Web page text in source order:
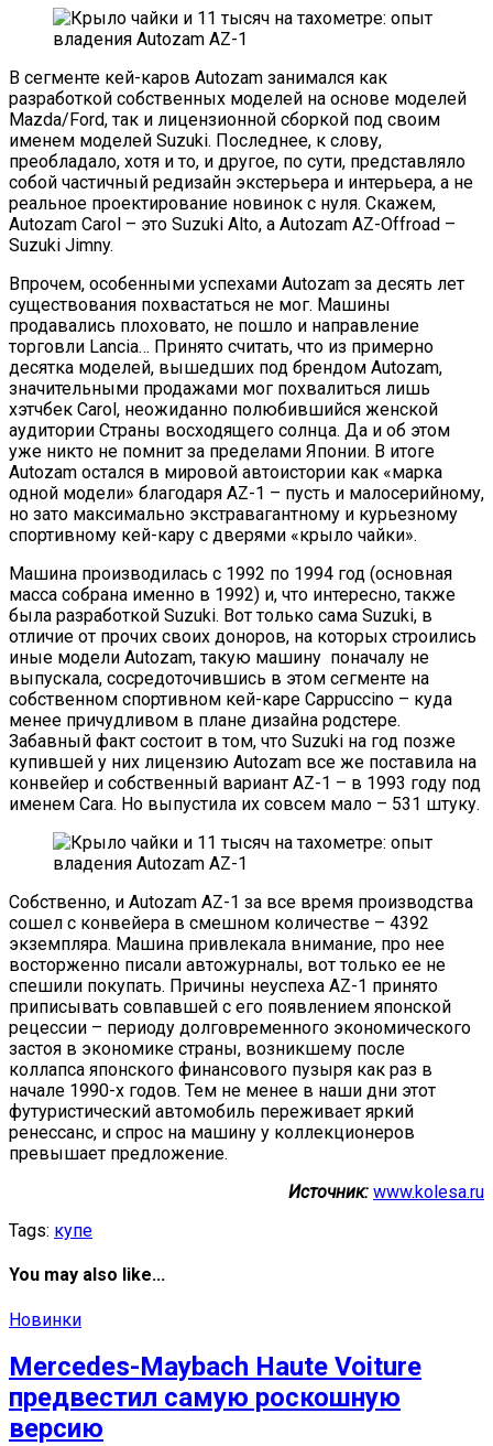
В сегменте кей-каров Autozam занимался как
разработкой собственных моделей на основе моделей
Mazda/Ford, так и лицензионной сборкой под своим
именем моделей Suzuki. Последнее, к слову,
преобладало, хотя и то, и другое, по сути, представляло
собой частичный редизайн экстерьера и интерьера, а не
реальное проектирование новинок с нуля. Скажем,
Autozam Carol – это Suzuki Alto, а Autozam AZ-Offroad –
Suzuki Jimny.
Впрочем, особенными успехами Autozam за десять лет
существования похвастаться не мог. Машины
продавались плоховато, не пошло и направление
торговли Lancia… Принято считать, что из примерно
десятка моделей, вышедших под брендом Autozam,
значительными продажами мог похвалиться лишь
хэтчбек Carol, неожиданно полюбившийся женской
аудитории Страны восходящего солнца. Да и об этом
уже никто не помнит за пределами Японии. В итоге
Autozam остался в мировой автоистории как «марка
одной модели» благодаря AZ-1 – пусть и малосерийному,
но зато максимально экстравагантному и курьезному
спортивному кей-кару с дверями «крыло чайки».
Машина производилась с 1992 по 1994 год (основная
масса собрана именно в 1992) и, что интересно, также
была разработкой Suzuki. Вот только сама Suzuki, в
отличие от прочих своих доноров, на которых строились
иные модели Autozam, такую машину поначалу не
выпускала, сосредоточившись в этом сегменте на
собственном спортивном кей-каре Cappuccino – куда
менее причудливом в плане дизайна родстере.
Забавный факт состоит в том, что Suzuki на год позже
купившей у них лицензию Autozam все же поставила на
конвейер и собственный вариант AZ-1 – в 1993 году под
именем Cara. Но выпустила их совсем мало – 531 штуку.
Собственно, и Autozam AZ-1 за все время производства
сошел с конвейера в смешном количестве – 4392
экземпляра. Машина привлекала внимание, про нее
восторженно писали автожурналы, вот только ее не
спешили покупать. Причины неуспеха AZ-1 принято
приписывать совпавшей с его появлением японской
рецессии – периоду долговременного экономического
застоя в экономике страны, возникшему после
коллапса японского финансового пузыря как раз в
начале 1990-х годов. Тем не менее в наши дни этот
футуристический автомобиль переживает яркий
ренессанс, и спрос на машину у коллекционеров
превышает предложение.
Источник: www.kolesa.ru
Tags: купе
You may also like...
Новинки
Mercedes-Maybach Haute Voiture
предвестил самую роскошную
версию